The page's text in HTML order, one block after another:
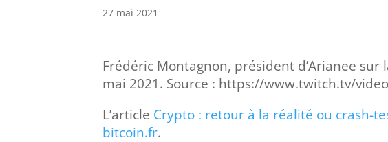
27 mai 2021
Frédéric Montagnon, président d’Arianee sur
mai 2021. Source : https://www.twitch.tv/
L’article Crypto : retour à la réalité ou crash-
bitcoin.fr.